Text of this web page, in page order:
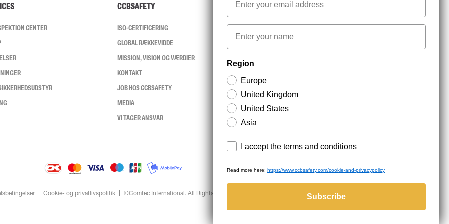
CENTER
CCBSAFETY
ISO-CERTIFICERING
GLOBAL RÆKKEVIDDE
MISSION, VISION OG VÆRDIER
KONTAKT
JOB HOS CCBSAFETY
MEDIA
VI TAGER ANSVAR
NYHEDSBREV TILMELDING
Cookie- og privatlivspolitik ©Comtec International. All Rights Reserved.
First name
Region
Europe
United Kingdom
United States
Asia
Terms and conditions
I accept the terms and conditions
Read more here: https://www.ccbsafety.com/cookie-and-privacypolicy
Subscribe